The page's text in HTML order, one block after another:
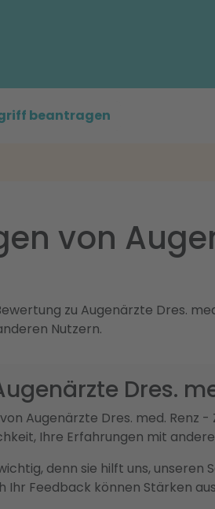
beantragen
von
zu Augenärzte Dres.
Nutzern.
Dres.
Augenärzte Dres. med.
Ihre Erfahrungen mit
denn sie hilft uns,
Ihr Feedback können Stärken